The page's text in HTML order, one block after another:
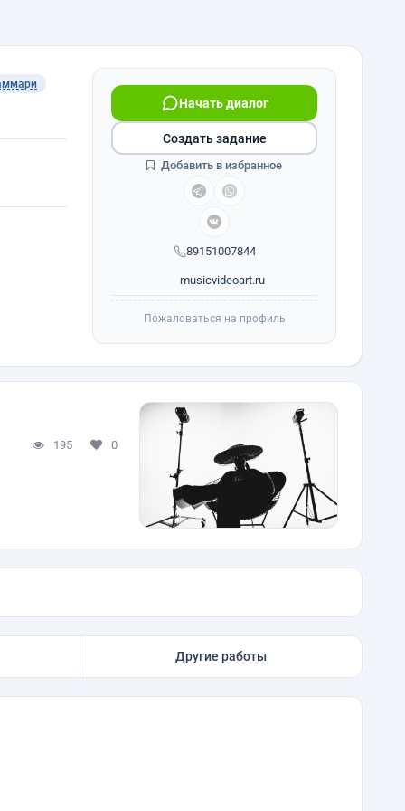
89151007844
Начать диалог
musicvideoart.ru
Создать задание
Добавить в избранное
Пожаловаться на профиль
195 0
Другие работы